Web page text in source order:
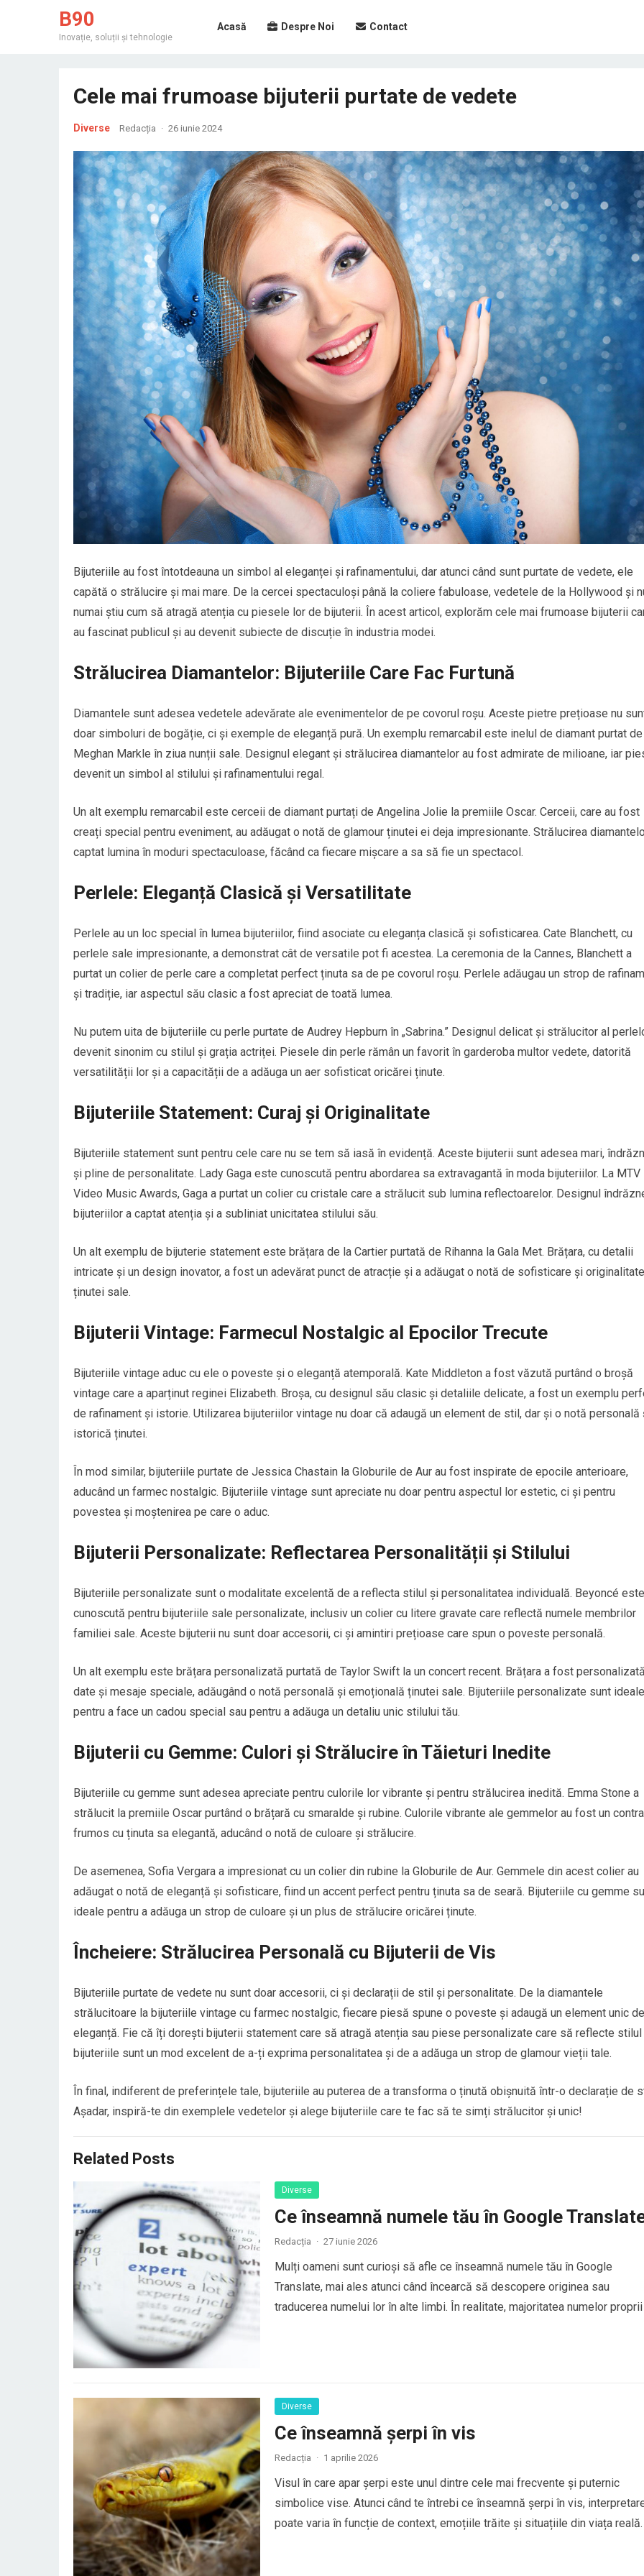
B90
Inovație, soluții și tehnologie
Acasă Despre Noi Contact
Cele mai frumoase bijuterii purtate de vedete
Diverse Redacția · 26 iunie 2024
Bijuteriile au fost întotdeauna un simbol al eleganței și rafinamentului, dar atunci când sunt purtate de vedete, ele
capătă o strălucire și mai mare. De la cercei spectaculoși până la coliere fabuloase, vedetele de la Hollywood și
numai știu cum să atragă atenția cu piesele lor de bijuterii. În acest articol, explorăm cele mai frumoase bijuterii
au fascinat publicul și au devenit subiecte de discuție în industria modei.
Strălucirea Diamantelor: Bijuteriile Care Fac Furtună
Diamantele sunt adesea vedetele adevărate ale evenimentelor de pe covorul roșu. Aceste pietre prețioase nu
doar simboluri de bogăție, ci și exemple de eleganță pură. Un exemplu remarcabil este inelul de diamant purtat de
Meghan Markle în ziua nunții sale. Designul elegant și strălucirea diamantelor au fost admirate de milioane, iar
devenit un simbol al stilului și rafinamentului regal.
Un alt exemplu remarcabil este cerceii de diamant purtați de Angelina Jolie la premiile Oscar. Cerceii, care au fost
creați special pentru eveniment, au adăugat o notă de glamour ținutei ei deja impresionante. Strălucirea
captat lumina în moduri spectaculoase, făcând ca fiecare mișcare a sa să fie un spectacol.
Perlele: Eleganță Clasică și Versatilitate
Perlele au un loc special în lumea bijuteriilor, fiind asociate cu eleganța clasică și sofisticarea. Cate Blanchett, cu
perlele sale impresionante, a demonstrat cât de versatile pot fi acestea. La ceremonia de la Cannes, Blanchett a
purtat un colier de perle care a completat perfect ținuta sa de pe covorul roșu. Perlele adăugau un strop de
și tradiție, iar aspectul său clasic a fost apreciat de toată lumea.
Nu putem uita de bijuteriile cu perle purtate de Audrey Hepburn în „Sabrina.” Designul delicat și strălucitor al
devenit sinonim cu stilul și grația actriței. Piesele din perle rămân un favorit în garderoba multor vedete, datorită
versatilității lor și a capacității de a adăuga un aer sofisticat oricărei ținute.
Bijuteriile Statement: Curaj și Originalitate
Bijuteriile statement sunt pentru cele care nu se tem să iasă în evidență. Aceste bijuterii sunt adesea mari,
și pline de personalitate. Lady Gaga este cunoscută pentru abordarea sa extravagantă în moda bijuteriilor. La MTV
Video Music Awards, Gaga a purtat un colier cu cristale care a strălucit sub lumina reflectoarelor. Designul
bijuteriilor a captat atenția și a subliniat unicitatea stilului său.
Un alt exemplu de bijuterie statement este brățara de la Cartier purtată de Rihanna la Gala Met. Brățara, cu detalii
intricate și un design inovator, a fost un adevărat punct de atracție și a adăugat o notă de sofisticare și originalitate
ținutei sale.
Bijuterii Vintage: Farmecul Nostalgic al Epocilor Trecute
Bijuteriile vintage aduc cu ele o poveste și o eleganță atemporală. Kate Middleton a fost văzută purtând o broșă
vintage care a aparținut reginei Elizabeth. Broșa, cu designul său clasic și detaliile delicate, a fost un exemplu
de rafinament și istorie. Utilizarea bijuteriilor vintage nu doar că adaugă un element de stil, dar și o notă personală
istorică ținutei.
În mod similar, bijuteriile purtate de Jessica Chastain la Globurile de Aur au fost inspirate de epocile anterioare,
aducând un farmec nostalgic. Bijuteriile vintage sunt apreciate nu doar pentru aspectul lor estetic, ci și pentru
povestea și moștenirea pe care o aduc.
Bijuterii Personalizate: Reflectarea Personalității și Stilului
Bijuteriile personalizate sunt o modalitate excelentă de a reflecta stilul și personalitatea individuală. Beyoncé este
cunoscută pentru bijuteriile sale personalizate, inclusiv un colier cu litere gravate care reflectă numele membrilor
familiei sale. Aceste bijuterii nu sunt doar accesorii, ci și amintiri prețioase care spun o poveste personală.
Un alt exemplu este brățara personalizată purtată de Taylor Swift la un concert recent. Brățara a fost
date și mesaje speciale, adăugând o notă personală și emoțională ținutei sale. Bijuteriile personalizate sunt ideale
pentru a face un cadou special sau pentru a adăuga un detaliu unic stilului tău.
Bijuterii cu Gemme: Culori și Strălucire în Tăieturi Inedite
Bijuteriile cu gemme sunt adesea apreciate pentru culorile lor vibrante și pentru strălucirea inedită. Emma Stone a
strălucit la premiile Oscar purtând o brățară cu smaralde și rubine. Culorile vibrante ale gemmelor au fost un
frumos cu ținuta sa elegantă, aducând o notă de culoare și strălucire.
De asemenea, Sofia Vergara a impresionat cu un colier din rubine la Globurile de Aur. Gemmele din acest colier au
adăugat o notă de eleganță și sofisticare, fiind un accent perfect pentru ținuta sa de seară. Bijuteriile cu gemme
ideale pentru a adăuga un strop de culoare și un plus de strălucire oricărei ținute.
Încheiere: Strălucirea Personală cu Bijuterii de Vis
Bijuteriile purtate de vedete nu sunt doar accesorii, ci și declarații de stil și personalitate. De la diamantele
strălucitoare la bijuteriile vintage cu farmec nostalgic, fiecare piesă spune o poveste și adaugă un element unic de
eleganță. Fie că îți dorești bijuterii statement care să atragă atenția sau piese personalizate care să reflecte stilul
bijuteriile sunt un mod excelent de a-ți exprima personalitatea și de a adăuga un strop de glamour vieții tale.
În final, indiferent de preferințele tale, bijuteriile au puterea de a transforma o ținută obișnuită într-o declarație de
Așadar, inspiră-te din exemplele vedetelor și alege bijuteriile care te fac să te simți strălucitor și unic!
Related Posts
Diverse
Ce înseamnă numele tău în Google
Redacția · 27 iunie 2026
Mulți oameni sunt curioși să afle ce înseamnă numele tău în Google
Translate, mai ales atunci când încearcă să descopere originea sau
traducerea numelui lor în alte limbi. În realitate, majoritatea numelor proprii
Diverse
Ce înseamnă șerpi în vis
Redacția · 1 aprilie 2026
Visul în care apar șerpi este unul dintre cele mai frecvente și puternic
simbolice vise. Atunci când te întrebi ce înseamnă șerpi în vis,
poate varia în funcție de context, emoțiile trăite și situațiile din viața